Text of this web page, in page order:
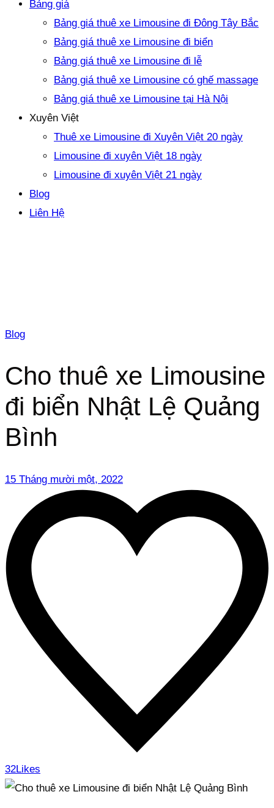
Bảng giá
Bảng giá thuê xe Limousine đi Đông Tây Bắc
Bảng giá thuê xe Limousine đi biển
Bảng giá thuê xe Limousine đi lễ
Bảng giá thuê xe Limousine có ghế massage
Bảng giá thuê xe Limousine tại Hà Nội
Xuyên Việt
Thuê xe Limousine đi Xuyên Việt 20 ngày
Limousine đi xuyên Việt 18 ngày
Limousine đi xuyên Việt 21 ngày
Blog
Liên Hệ
Blog
Cho thuê xe Limousine
đi biển Nhật Lệ Quảng
Bình
15 Tháng mười một, 2022
32Likes